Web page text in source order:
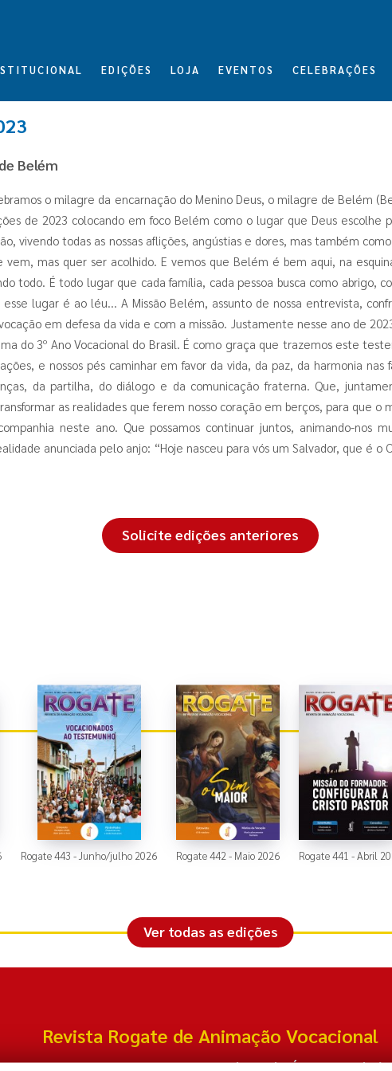
EDIÇÕES LOJA EVENTOS CELEBRAÇÕES
Belém
o milagre da encarnação do Menino Deus, o milagre de Belém
de 2023 colocando em foco Belém como o lugar que Deus escolhe
vivendo todas as nossas aflições, angústias e dores, mas também
vem, mas quer ser acolhido. E vemos que Belém é bem aqui, na
todo. É todo lugar que cada família, cada pessoa busca como abrigo,
esse lugar é ao léu... A Missão Belém, assunto de nossa entrevista,
em defesa da vida e com a missão. Justamente nesse ano de
do 3º Ano Vocacional do Brasil. É como graça que trazemos este
e nossos pés caminhar em favor da vida, da paz, da harmonia
da partilha, do diálogo e da comunicação fraterna. Que,
as realidades que ferem nosso coração em berços, para que
neste ano. Que possamos continuar juntos, animando-nos
anunciada pelo anjo: “Hoje nasceu para vós um Salvador, que é o
Solicite edições anteriores
Rogate 443 - Junho/julho 2026 Rogate 442 - Maio 2026 Rogate 441 - Abril
Ver todas as edições
Revista Rogate de Animação Vocacional
Ferreira Carneiro, 99 Nossa Senhora do Ó - São Paulo/